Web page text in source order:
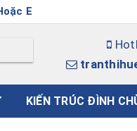
KIẾN TRÚC ĐÌNH